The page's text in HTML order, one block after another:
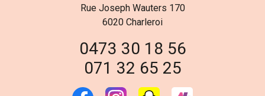
Rue Joseph Wauters 170
6020 Charleroi
0473 30 18 56
071 32 65 25